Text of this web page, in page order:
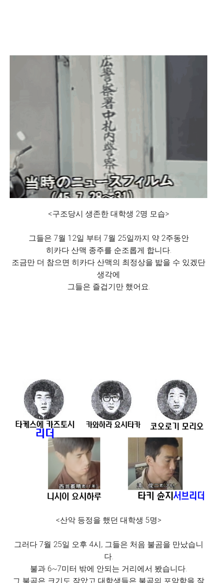
<구조당시 생존한 대학생 2명 모습>
그들은 7월 12일 부터 7월 25일까지 약 2주동안
히카다 산맥 종주를 순조롭게 합니다.
조금만 더 참으면 히카다 산맥의 최정상을 밟을 수 있겠단
생각에
그들은 즐겁기만 했어요.
<산악 등정을 했던 대학생 5명>
그러다 7월 25일 오후 4시, 그들은 처음 불곰을 만났습니
다.
불과 6~7미터 밖에 안되는 거리에서 봤습니다.
그 불곰은 크기도 작았고 대학생들은 불곰의 포악함을 잘